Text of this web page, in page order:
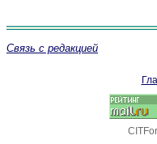
Связь с редакцией